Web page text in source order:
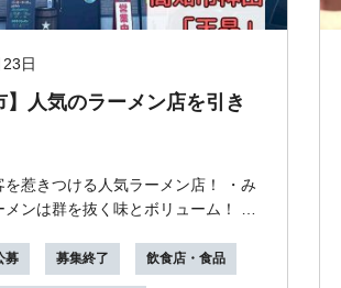
日
】人気のラーメン店を引き
を惹きつける人気ラーメン店！ ・み
メンは群を抜く味とボリューム！ ・
募 募集終了 飲食店・食品